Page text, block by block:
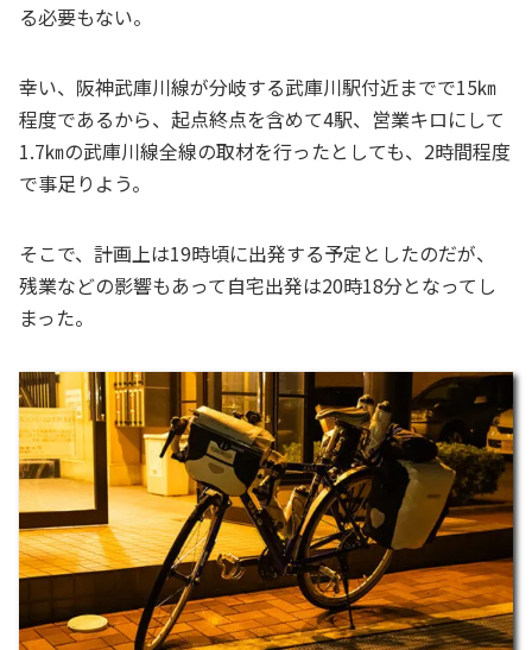
る必要もない。
幸い、阪神武庫川線が分岐する武庫川駅付近までで15㎞
程度であるから、起点終点を含めて4駅、営業キロにして
1.7㎞の武庫川線全線の取材を行ったとしても、2時間程度
で事足りよう。
そこで、計画上は19時頃に出発する予定としたのだが、
残業などの影響もあって自宅出発は20時18分となってし
まった。